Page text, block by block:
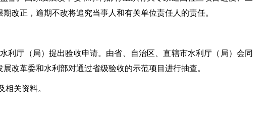
改正，逾期不改将追究当事人和有关单位责任人的责任。
利厅（局）提出验收申请。由省、自治区、直辖市水利厅（局）会同
改革委和水利部对通过省级验收的示范项目进行抽查。
关资料。